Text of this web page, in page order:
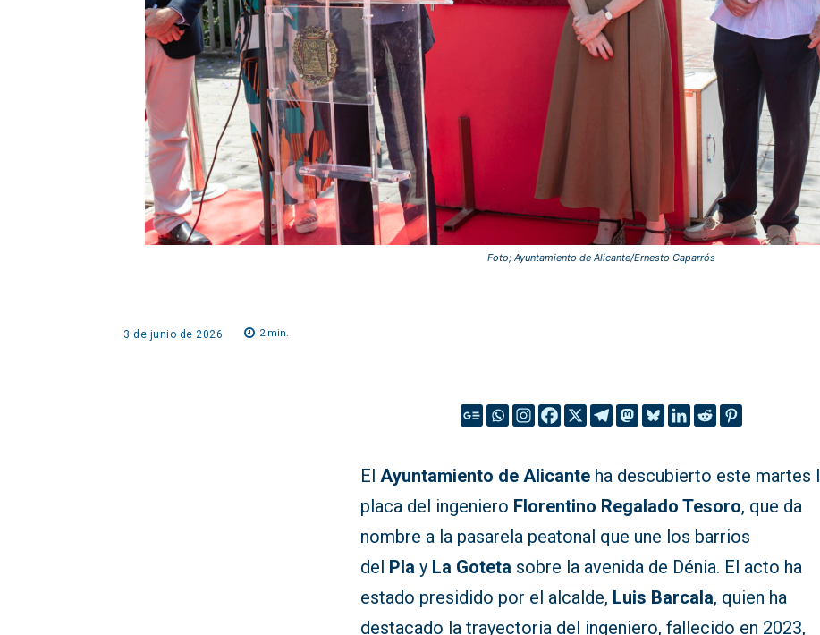
Foto; Ayuntamiento de Alicante/Ernesto Caparrós
3 de junio de 2026 2min.
ElAyuntamiento de Alicante ha descubierto este martes
placa del ingeniero Florentino Regalado Tesoro, que da
nombre a la pasarela peatonal que une los barrios
del Pla y La Goteta sobre la avenida de Dénia. El acto ha
estado presidido por el alcalde, Luis Barcala, quien ha
destacado la trayectoria del ingeniero, fallecido en 2023,